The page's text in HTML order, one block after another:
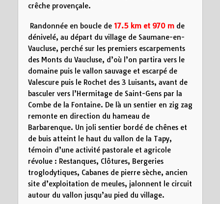
crêche provençale.
Randonnée en boucle de 17.5 kmet 970 mde
dénivelé, au départ du village de Saumane-en-
Vaucluse, perché sur les premiers escarpements
des Monts du Vaucluse, d’où l’on partira vers le
domaine puis le vallon sauvage et escarpé de
Valescure puis le Rochet des 3 Luisants, avant de
basculer vers l’Hermitage de Saint-Gens par la
Combe de la Fontaine. De là un sentier en zig zag
remonte en direction du hameau de
Barbarenque. Un joli sentier bordé de chênes et
de buis atteint le haut du vallon de la Tapy,
témoin d’une activité pastorale et agricole
révolue : Restanques, Clôtures, Bergeries
troglodytiques, Cabanes de pierre sèche, ancien
site d’exploitation de meules, jalonnent le circuit
autour du vallon jusqu’au pied du village.